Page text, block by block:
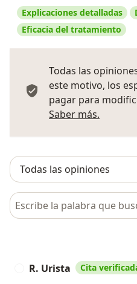
Explicaciones detalladas
Eficacia del tratamiento
Todas las
este motivo, los
pagar para
Saber más.
Busca en opiniones
R. Urista Cita